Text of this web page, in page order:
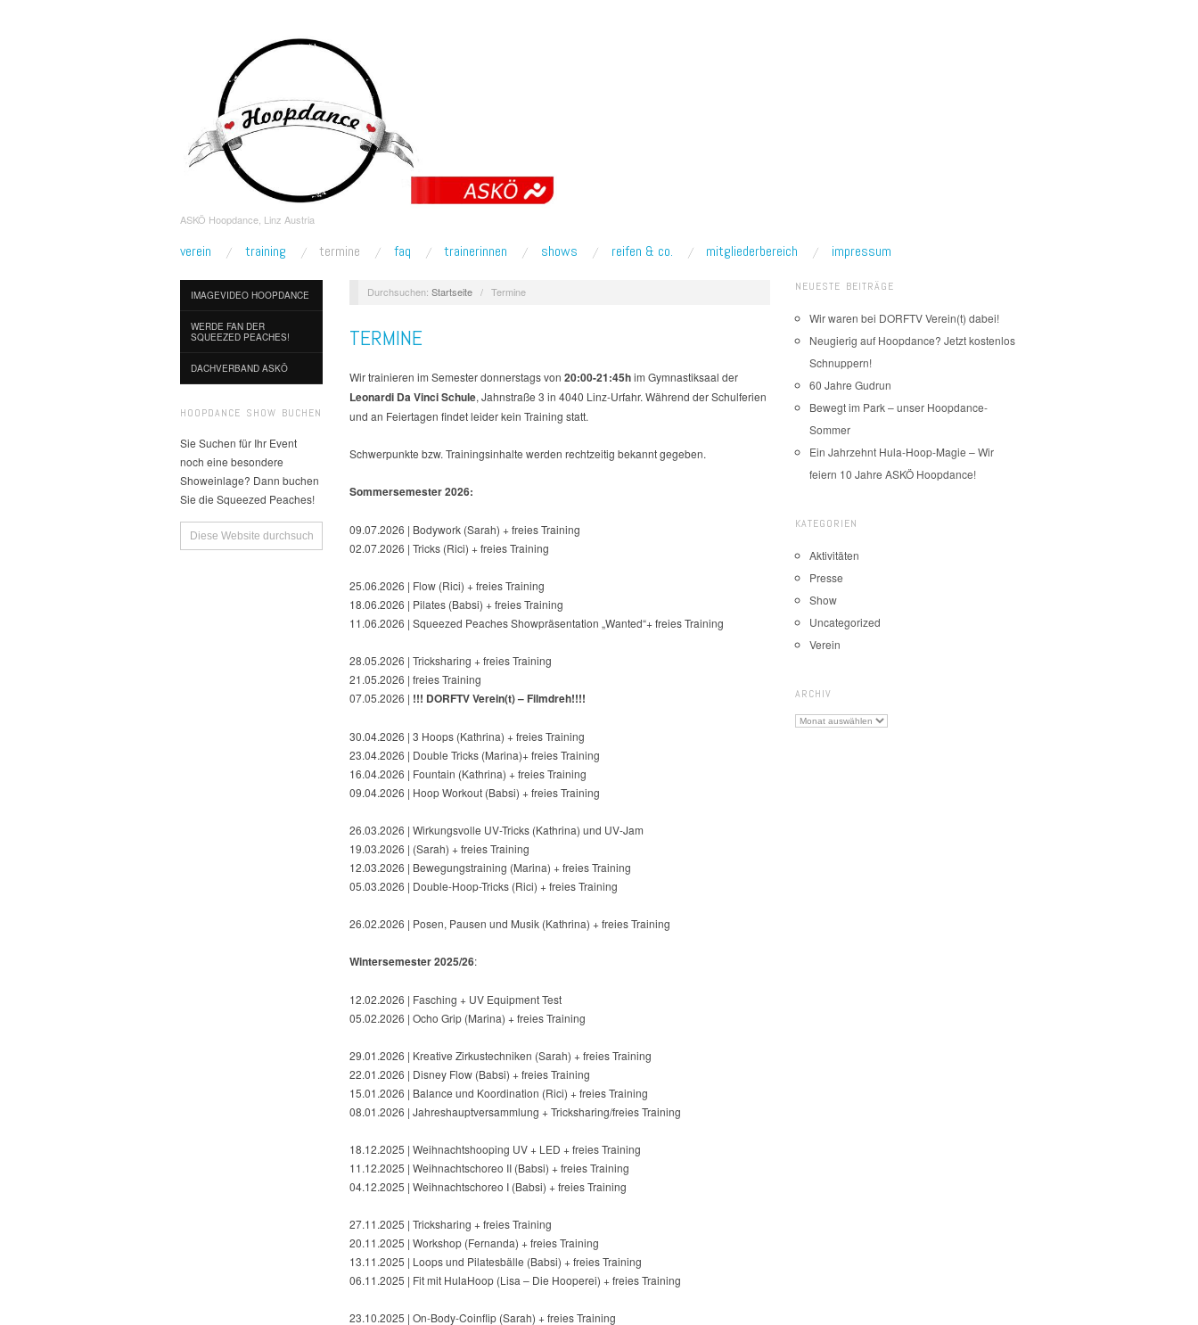
ASKÖ Hoopdance, Linz Austria
verein training termine faq trainerinnen shows reifen & co. mitgliederbereich impressum
IMAGEVIDEO HOOPDANCE
WERDE FAN DER
SQUEEZED PEACHES!
DACHVERBAND ASKÖ
HOOPDANCE SHOW BUCHEN
Sie Suchen für Ihr Event
noch eine besondere
Showeinlage? Dann buchen
Sie die Squeezed Peaches!
Durchsuchen: Startseite / Termine
TERMINE
Wir trainieren im Semester donnerstags von 20:00-21:45him Gymnastiksaal der
Leonardi Da Vinci Schule, Jahnstraße 3 in 4040 Linz-Urfahr. Während der Schulferien
und an Feiertagen findet leider kein Training statt.
Schwerpunkte bzw. Trainingsinhalte werden rechtzeitig bekannt gegeben.
Sommersemester 2026:
09.07.2026 | Bodywork (Sarah) + freies Training
02.07.2026 | Tricks (Rici) + freies Training
25.06.2026 | Flow (Rici) + freies Training
18.06.2026 | Pilates (Babsi) + freies Training
11.06.2026 | Squeezed Peaches Showpräsentation „Wanted“+ freies Training
28.05.2026 | Tricksharing + freies Training
21.05.2026 | freies Training
07.05.2026 | !!! DORFTV Verein(t) – Filmdreh!!!!
30.04.2026 | 3 Hoops (Kathrina) + freies Training
23.04.2026 | Double Tricks (Marina)+ freies Training
16.04.2026 | Fountain (Kathrina) + freies Training
09.04.2026 | Hoop Workout (Babsi) + freies Training
26.03.2026 | Wirkungsvolle UV-Tricks (Kathrina) und UV-Jam
19.03.2026 | (Sarah) + freies Training
12.03.2026 | Bewegungstraining (Marina) + freies Training
05.03.2026 | Double-Hoop-Tricks (Rici) + freies Training
26.02.2026 | Posen, Pausen und Musik (Kathrina) + freies Training
Wintersemester 2025/26:
12.02.2026 | Fasching + UV Equipment Test
05.02.2026 | Ocho Grip (Marina) + freies Training
29.01.2026 | Kreative Zirkustechniken (Sarah) + freies Training
22.01.2026 | Disney Flow (Babsi) + freies Training
15.01.2026 | Balance und Koordination (Rici) + freies Training
08.01.2026 | Jahreshauptversammlung + Tricksharing/freies Training
18.12.2025 | Weihnachtshooping UV + LED + freies Training
11.12.2025 | Weihnachtschoreo II (Babsi) + freies Training
04.12.2025 | Weihnachtschoreo I (Babsi) + freies Training
27.11.2025 | Tricksharing + freies Training
20.11.2025 | Workshop (Fernanda) + freies Training
13.11.2025 | Loops und Pilatesbälle (Babsi) + freies Training
06.11.2025 | Fit mit HulaHoop (Lisa – Die Hooperei) + freies Training
23.10.2025 | On-Body-Coinflip (Sarah) + freies Training
NEUESTE BEITRÄGE
Wir waren bei DORFTV Verein(t) dabei!
Neugierig auf Hoopdance? Jetzt kostenlos
Schnuppern!
60 Jahre Gudrun
Bewegt im Park – unser Hoopdance-
Sommer
Ein Jahrzehnt Hula-Hoop-Magie – Wir
feiern 10 Jahre ASKÖ Hoopdance!
KATEGORIEN
Aktivitäten
Presse
Show
Uncategorized
Verein
ARCHIV
Archiv